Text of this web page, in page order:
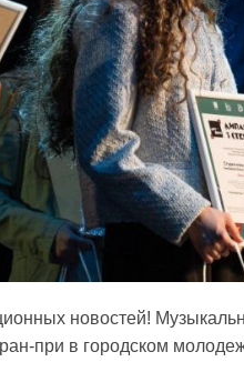
новостей!
при в городском